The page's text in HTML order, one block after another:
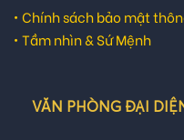
• Chính sách bảo mật
• Tầm nhìn & Sứ Mệnh
VĂN PHÒNG ĐẠI